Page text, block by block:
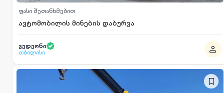
ავტომობილის მინების დაბურვა
ფასი შეთანხმებით
გედეონი
თბილისი